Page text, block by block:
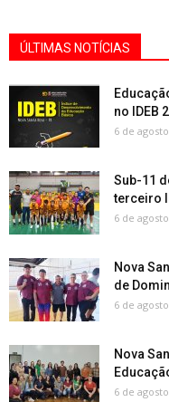
ÚLTIMAS NOTÍCIAS
no IDEB
6 de
Sub-11
terceiro
6 de
Nova
de
6 de
Nova
6 de